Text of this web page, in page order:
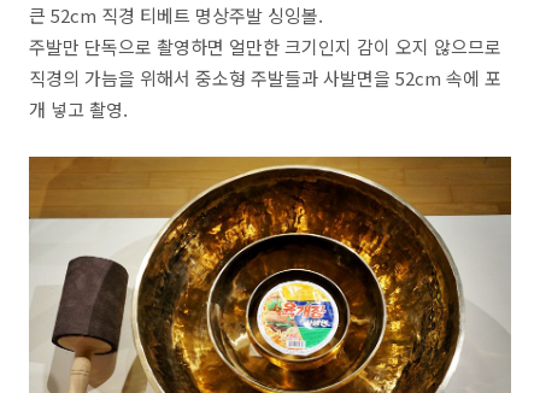
큰 52cm 직경 티베트 명상주발 싱잉볼.
주발만 단독으로 촬영하면 얼만한 크기인지 감이 오지 않으므로
직경의 가늠을 위해서 중소형 주발들과 사발면을 52cm 속에 포
개 넣고 촬영.